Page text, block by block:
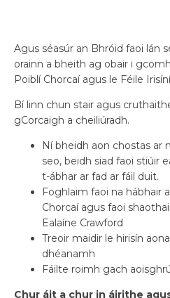
Agus séasúr an Bhróid faoi lán
orainn a bheith ag obair i
Poiblí Chorcaí agus le Féile
Bí linn chun stair agus
gCorcaigh a cheiliúradh.
Ní bheidh aon chostas ar
seo, beidh siad faoi stiúir
t-ábhar ar fad ar fáil duit.
Foghlaim faoi na hábhair
Chorcaí agus faoi
Ealaíne Crawford
Treoir maidir le hirisín
dhéanamh
Fáilte roimh gach
Chur áit a chur in áirithe